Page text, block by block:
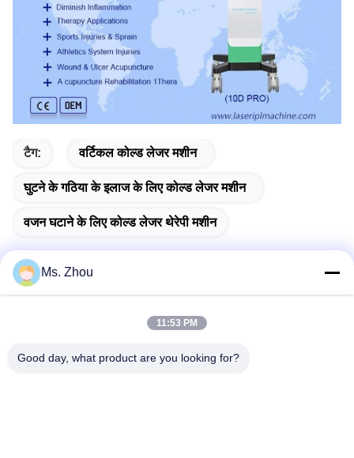
टैग: वर्टिकल कोल्ड लेजर मशीन
घुटने के गठिया के इलाज के लिए कोल्ड लेजर मशीन
वजन घटाने के लिए कोल्ड लेजर थेरेपी मशीन
पता
Ms. Zhou
11:53 PM
Good day, what product are you looking for?